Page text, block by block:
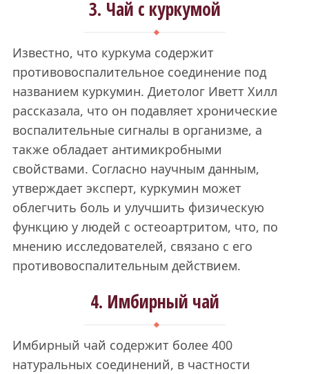
3. Чай с куркумой
Известно, что куркума содержит
противовоспалительное соединение под
названием куркумин. Диетолог Иветт Хилл
рассказала, что он подавляет хронические
воспалительные сигналы в организме, а
также обладает антимикробными
свойствами. Согласно научным данным,
утверждает эксперт, куркумин может
облегчить боль и улучшить физическую
функцию у людей с остеоартритом, что, по
мнению исследователей, связано с его
противовоспалительным действием.
4. Имбирный чай
Имбирный чай содержит более 400
натуральных соединений, в частности